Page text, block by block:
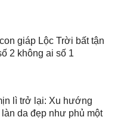
giáp Lộc Trời bất tận
2 không ai số 1
lì trở lại: Xu hướng
da đẹp như phủ một